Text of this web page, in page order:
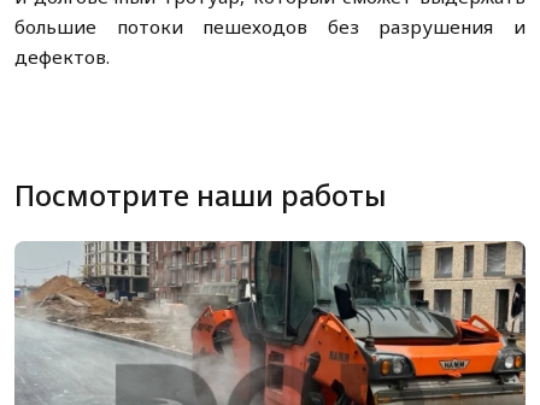
большие потоки пешеходов без разрушения и
дефектов.
Посмотрите наши работы